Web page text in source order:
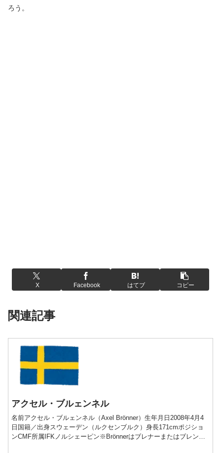
ろう。
X Facebook はてブ コピー
関連記事
アクセル・ブルェンネル
名前アクセル・ブルェンネル（Axel Brönner）生年月日2008年4月4
日国籍／出身スウェーデン（ルクセンブルク）身長171cmポジショ
ンCMF所属IFKノルシェーピン※Brönnerはブレナーまたはブレンネ